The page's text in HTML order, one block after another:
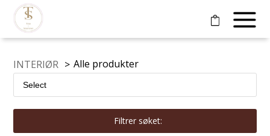
INTERIØR > Alle produkter
Filtrer søket: